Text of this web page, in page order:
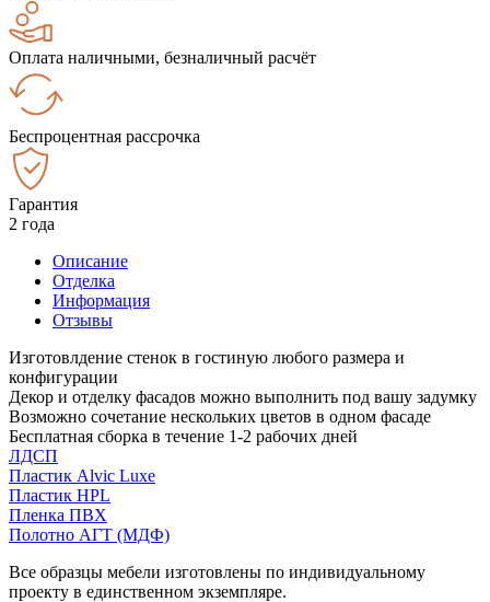
Оплата наличными, безналичный расчёт
Беспроцентная рассрочка
Гарантия
2 года
Описание
Отделка
Информация
Отзывы
Изготовлдение стенок в гостиную любого размера и
конфигурации
Декор и отделку фасадов можно выполнить под вашу задумку
Возможно сочетание нескольких цветов в одном фасаде
Бесплатная сборка в течение 1-2 рабочих дней
ЛДСП
Пластик Alvic Luxe
Пластик HPL
Пленка ПВХ
Полотно АГТ (МДФ)
Все образцы мебели изготовлены по индивидуальному
проекту в единственном экземпляре.